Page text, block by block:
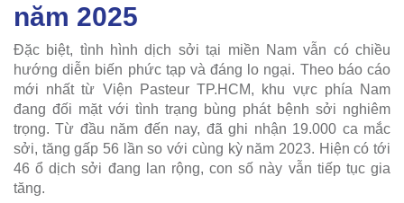
năm 2025
Đặc biệt, tình hình dịch sởi tại miền Nam vẫn có chiều
hướng diễn biến phức tạp và đáng lo ngại. Theo báo cáo
mới nhất từ Viện Pasteur TP.HCM, khu vực phía Nam
đang đối mặt với tình trạng bùng phát bệnh sởi nghiêm
trọng. Từ đầu năm đến nay, đã ghi nhận 19.000 ca mắc
sởi, tăng gấp 56 lần so với cùng kỳ năm 2023. Hiện có tới
46 ổ dịch sởi đang lan rộng, con số này vẫn tiếp tục gia
tăng.